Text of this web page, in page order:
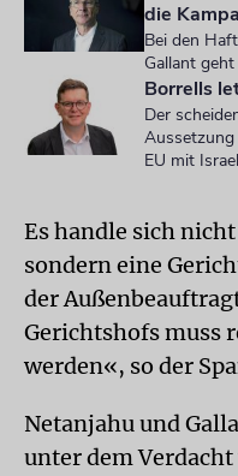
die
Bei den
Gallant
Borrells
Der
EU mit
Es handle sich
sondern eine
der
Gerichtshofs muss
werden«, so der
Netanjahu und
unter dem